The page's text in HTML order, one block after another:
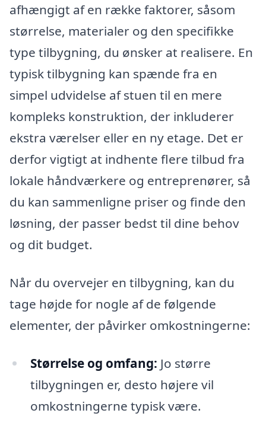
afhængigt af en række faktorer, såsom
størrelse, materialer og den specifikke
type tilbygning, du ønsker at realisere. En
typisk tilbygning kan spænde fra en
simpel udvidelse af stuen til en mere
kompleks konstruktion, der inkluderer
ekstra værelser eller en ny etage. Det er
derfor vigtigt at indhente flere tilbud fra
lokale håndværkere og entreprenører, så
du kan sammenligne priser og finde den
løsning, der passer bedst til dine behov
og dit budget.
Når du overvejer en tilbygning, kan du
tage højde for nogle af de følgende
elementer, der påvirker omkostningerne:
Størrelse og omfang: Jo større
tilbygningen er, desto højere vil
omkostningerne typisk være.